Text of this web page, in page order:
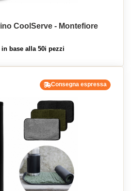
CoolServe - Montefiore
in base alla 50i pezzi
Consegna espressa